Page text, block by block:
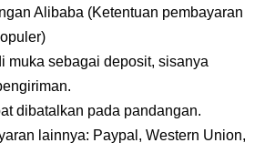
Alibaba (Ketentuan pembayaran
muka sebagai deposit, sisanya
dibatalkan pada pandangan.
lainnya: Paypal, Western Union,